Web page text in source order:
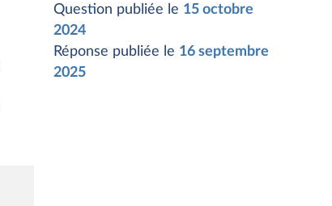
Question publiée le 15 octobre
2024
Réponse publiée le 16 septembre
2025